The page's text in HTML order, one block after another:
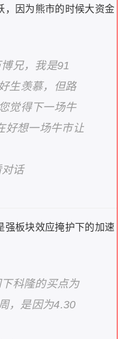
，因为熊市的时候大资金
兄，我是91
生羡慕，但路
觉得下一场牛
好想一场牛市让
话
强板块效应掩护下的加速
科隆的买点为
，是因为4.30